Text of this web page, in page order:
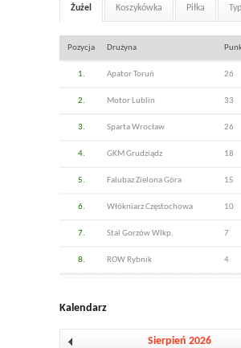
Żużel Koszykówka Piłka
Pozycja Drużyna
1. Apator Toruń 26
2. Motor Lublin 33
3. Sparta Wrocław 26
4. GKM Grudziądz 18
5. Falubaz Zielona Góra 15
6. Włókniarz Częstochowa 10
7. Stal Gorzów Wlkp. 7
8. ROW Rybnik 4
Kalendarz
Sierpień 2026